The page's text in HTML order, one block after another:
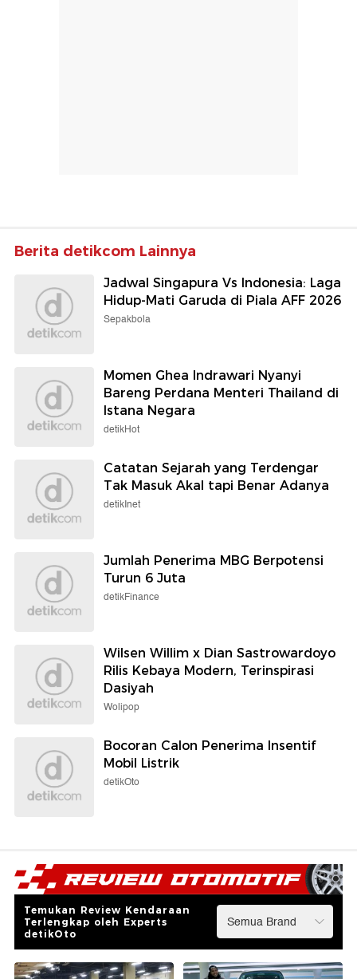
Berita detikcom Lainnya
Jadwal Singapura Vs Indonesia: Laga
Hidup-Mati Garuda di Piala AFF 2026
Sepakbola
Momen Ghea Indrawari Nyanyi
Bareng Perdana Menteri Thailand di
Istana Negara
detikHot
Catatan Sejarah yang Terdengar
Tak Masuk Akal tapi Benar Adanya
detikInet
Jumlah Penerima MBG Berpotensi
Turun 6 Juta
detikFinance
Wilsen Willim x Dian Sastrowardoyo
Rilis Kebaya Modern, Terinspirasi
Dasiyah
Wolipop
Bocoran Calon Penerima Insentif
Mobil Listrik
detikOto
Temukan Review Kendaraan
Terlengkap oleh Experts
detikOto